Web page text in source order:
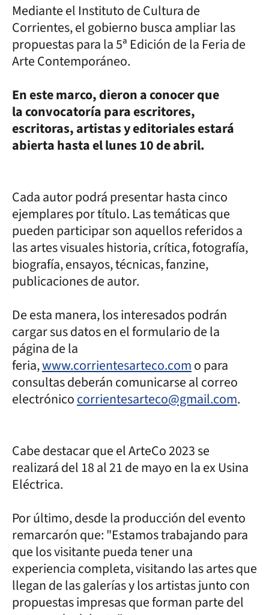
Mediante el Instituto de Cultura de
Corrientes, el gobierno busca ampliar las
propuestas para la 5ª Edición de la Feria de
Arte Contemporáneo.
En este marco, dieron a conocer que
la convocatoría para escritores,
escritoras, artistas y editoriales estará
abierta hasta el lunes 10 de abril.
Cada autor podrá presentar hasta cinco
ejemplares por título. Las temáticas que
pueden participar son aquellos referidos a
las artes visuales historia, crítica, fotografía,
biografía, ensayos, técnicas, fanzine,
publicaciones de autor.
De esta manera, los interesados podrán
cargar sus datos en el formulario de la
página de la
feria,www.corrientesarteco.como para
consultas deberán comunicarse al correo
electrónicocorrientesarteco@gmail.com.
Cabe destacar que el ArteCo 2023 se
realizará del 18 al 21 de mayo en la ex Usina
Eléctrica.
Por último, desde la producción del evento
remarcarón que: "Estamos trabajando para
que los visitante pueda tener una
experiencia completa, visitando las artes que
llegan de las galerías y los artistas junto con
propuestas impresas que forman parte del